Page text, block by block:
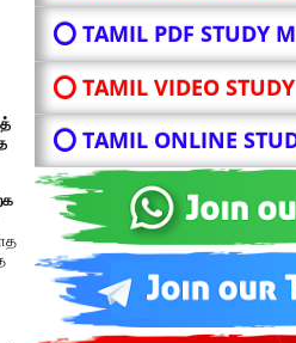
⭕ TAMIL PDF STUDY
⭕ TAMIL VIDEO
⭕ TAMIL ONLINE